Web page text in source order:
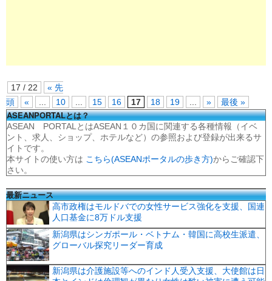
17 / 22
« 先
頭
« 10 15 16 17 18 19 » 最後 »
ASEANPORTALとは？
ASEAN PORTALとはASEAN１０カ国に関連する各種情報（イベ
ント、求人、ショップ、ホテルなど）の参照および登録が出来るサ
イトです。
本サイトの使い方は こちら(ASEANポータルの歩き方)からご確認下
さい。
最新ニュース
高市政権はモルドバでの女性サービス強化を支援、国連
人口基金に8万ドル支援
新潟県はシンガポール・ベトナム・韓国に高校生派遣、
グローバル探究リーダー育成
新潟県は介護施設等へのインド人受入支援、大使館は日